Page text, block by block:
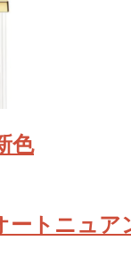
色
ートニュア